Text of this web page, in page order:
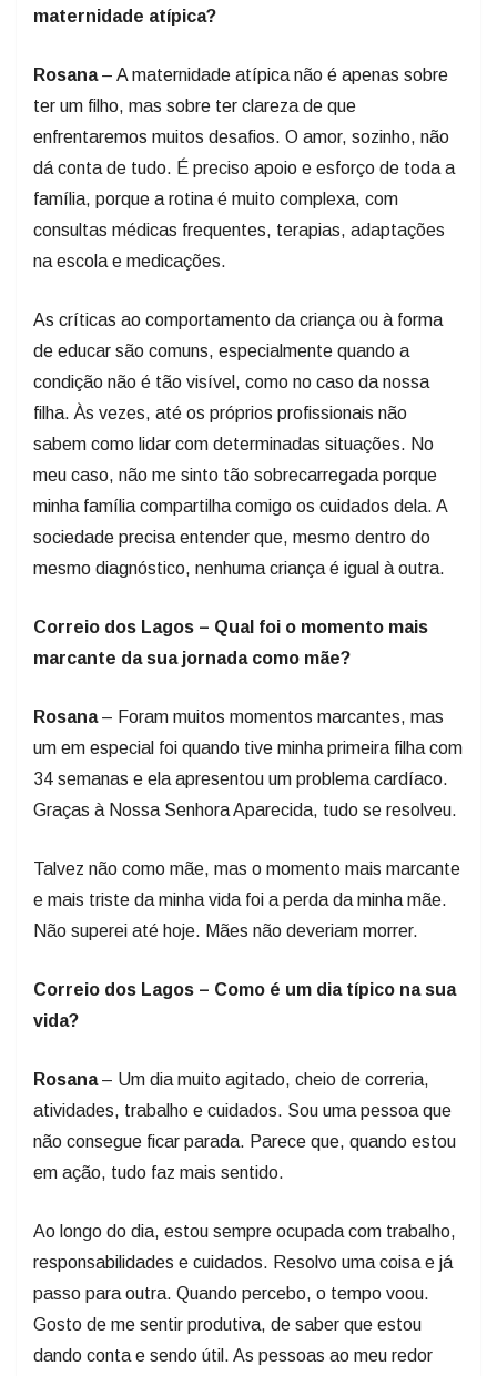
maternidade atípica?
Rosana– A maternidade atípica não é apenas sobre
ter um filho, mas sobre ter clareza de que
enfrentaremos muitos desafios. O amor, sozinho, não
dá conta de tudo. É preciso apoio e esforço de toda a
família, porque a rotina é muito complexa, com
consultas médicas frequentes, terapias, adaptações
na escola e medicações.
As críticas ao comportamento da criança ou à forma
de educar são comuns, especialmente quando a
condição não é tão visível, como no caso da nossa
filha. Às vezes, até os próprios profissionais não
sabem como lidar com determinadas situações. No
meu caso, não me sinto tão sobrecarregada porque
minha família compartilha comigo os cuidados dela. A
sociedade precisa entender que, mesmo dentro do
mesmo diagnóstico, nenhuma criança é igual à outra.
Correio dos Lagos – Qual foi o momento mais
marcante da sua jornada como mãe?
Rosana– Foram muitos momentos marcantes, mas
um em especial foi quando tive minha primeira filha com
34 semanas e ela apresentou um problema cardíaco.
Graças à Nossa Senhora Aparecida, tudo se resolveu.
Talvez não como mãe, mas o momento mais marcante
e mais triste da minha vida foi a perda da minha mãe.
Não superei até hoje. Mães não deveriam morrer.
Correio dos Lagos – Como é um dia típico na sua
vida?
Rosana– Um dia muito agitado, cheio de correria,
atividades, trabalho e cuidados. Sou uma pessoa que
não consegue ficar parada. Parece que, quando estou
em ação, tudo faz mais sentido.
Ao longo do dia, estou sempre ocupada com trabalho,
responsabilidades e cuidados. Resolvo uma coisa e já
passo para outra. Quando percebo, o tempo voou.
Gosto de me sentir produtiva, de saber que estou
dando conta e sendo útil. As pessoas ao meu redor